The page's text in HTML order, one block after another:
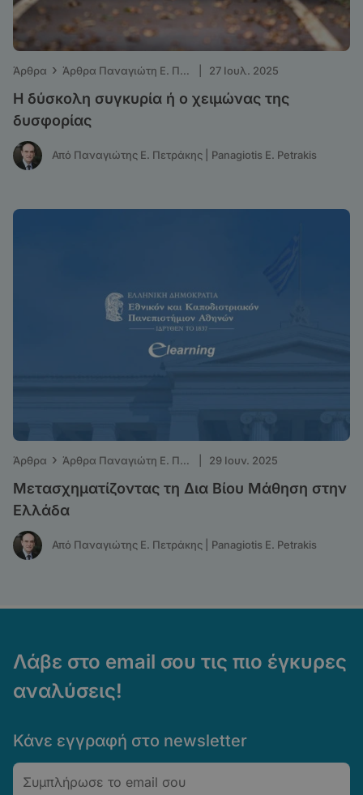
Άρθρα › Άρθρα Παναγιώτη Ε. Πετράκη - ΤΑ ΝΕΑ 27 Ιουλ. 2025
Η δύσκολη συγκυρία ή ο χειμώνας της
δυσφορίας
Από Παναγιώτης Ε. Πετράκης | Panagiotis E. Petrakis
Άρθρα › Άρθρα Παναγιώτη Ε. Πετράκη - ΤΑ ΝΕΑ 29 Ιουν. 2025
Μετασχηματίζοντας τη Δια Βίου Μάθηση στην
Ελλάδα
Από Παναγιώτης Ε. Πετράκης | Panagiotis E. Petrakis
Λάβε στο email σου τις πιο έγκυρες
αναλύσεις!
Κάνε εγγραφή στο newsletter
Email